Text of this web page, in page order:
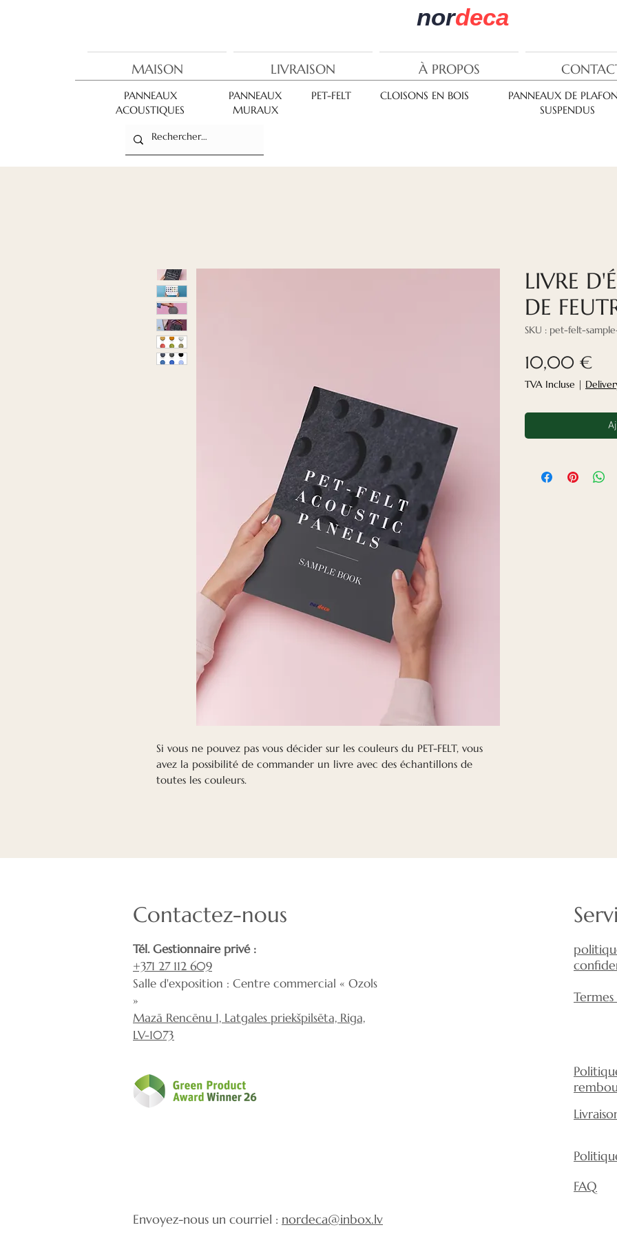
nordeca
MAISON LIVRAISON À PROPOS
PANNEAUX
ACOUSTIQUES
PANNEAUX
MURAUX
PET-FELT CLOISONS EN BOIS
PANNEAUX DE
SUSPENDUS
Si vous ne pouvez pas vous décider sur les couleurs du PET-FELT, vous
avez la possibilité de commander un livre avec des échantillons de
toutes les couleurs.
LIVRE
DE
SKU : pet-felt-
10,00 €Prix
TVA Incluse |
Contactez-nous
Tél. Gestionnaire privé :
+371 27 112 609
Salle d'exposition : Centre commercial « Ozols
»
Mazā Rencēnu 1, Latgales priekšpilsēta, Riga,
LV-1073
FAQ
Envoyez-nous un courriel : nordeca@inbox.lv